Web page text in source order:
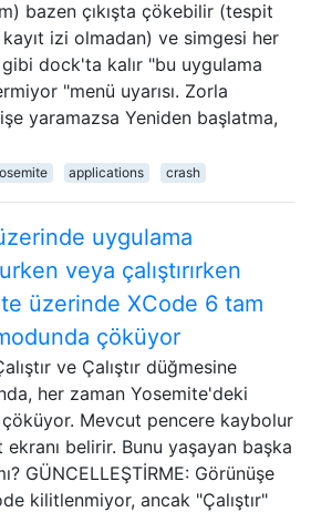
bazen çıkışta çökebilir (tespit
izi olmadan) ve simgesi her
dock'ta kalır "bu uygulama
"menü uyarısı. Zorla
yaramazsa Yeniden başlatma,
applications crash
uygulama
veya çalıştırırken
üzerinde XCode 6 tam
çöküyor
ve Çalıştır düğmesine
her zaman Yosemite'deki
Mevcut pencere kaybolur
ekranı belirir. Bunu yaşayan başka
GÜNCELLEŞTİRME: Görünüşe
kilitlenmiyor, ancak "Çalıştır"